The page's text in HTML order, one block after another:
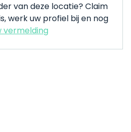
van deze locatie? Claim
werk uw profiel bij en nog
vermelding